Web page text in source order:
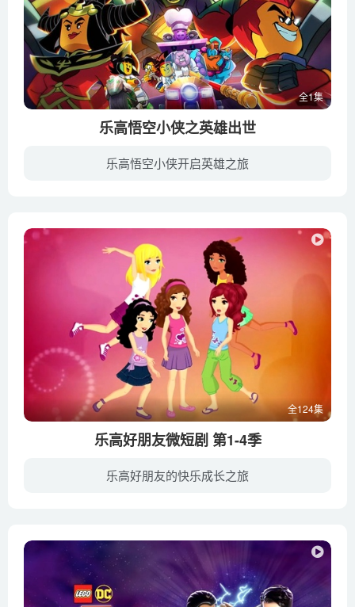
全1集
乐高悟空小侠之英雄出世
乐高悟空小侠开启英雄之旅
全124集
乐高好朋友微短剧 第1-4季
乐高好朋友的快乐成长之旅